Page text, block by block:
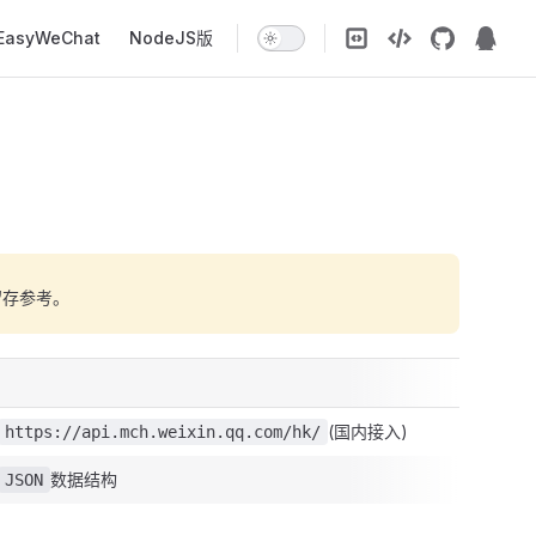
NodeJS版
参考。
https://api.mch.weixin.qq.com/hk/ (国内接入)
JSON 数据结构